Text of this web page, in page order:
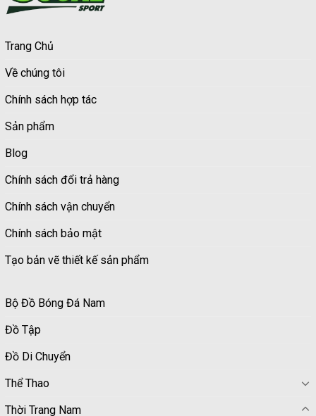
Trang Chủ
Về chúng tôi
Chính sách hợp tác
Sản phẩm
Blog
Chính sách đổi trả hàng
Chính sách vận chuyển
Chính sách bảo mật
Tạo bản vẽ thiết kế sản phẩm
Bộ Đồ Bóng Đá Nam
Đồ Tập
Đồ Di Chuyển
Thể Thao
Thời Trang Nam